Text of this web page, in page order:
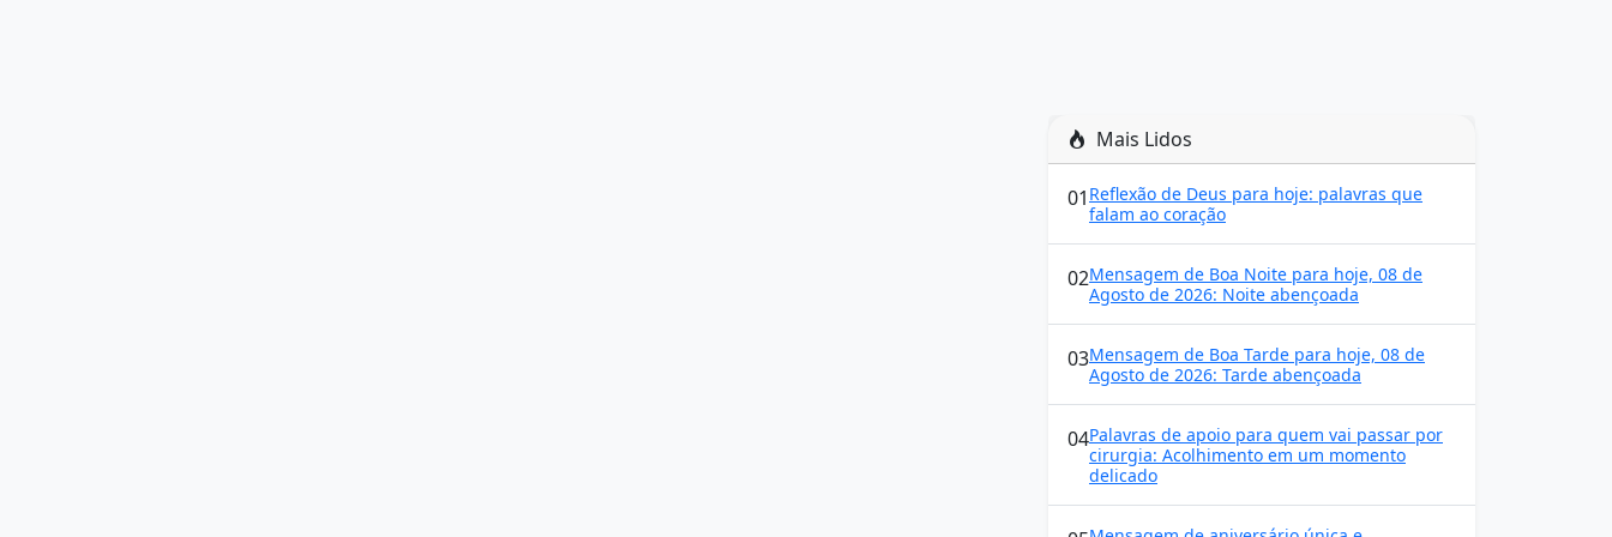
Mais Lidos
01 Reflexão de Deus para hoje: palavras que
falam ao coração
02Mensagem de Boa Noite para hoje, 08 de
Agosto de 2026: Noite abençoada
03Mensagem de Boa Tarde para hoje, 08 de
Agosto de 2026: Tarde abençoada
04Palavras de apoio para quem vai passar por
cirurgia: Acolhimento em um momento
delicado